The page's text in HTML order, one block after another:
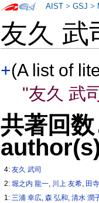
友久
+(A list of
"友久 武
共著回
4:友久 武司
2:堀之内 龍一, 川上 友希, 田
1:三浦 幸広,森 弘和,清水 潤
AIST >GSJ >